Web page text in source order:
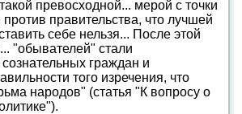
превосходной... мерой с точки
против правительства, что лучшей
себе нельзя... После этой
"обывателей" стали
граждан и
того изречения, что
народов" (статья "К вопросу о